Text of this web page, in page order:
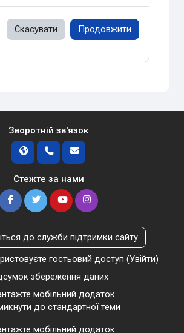
Скасувати Продовжити
Зворотній зв'язок
Стежте за нами
до служби підтримки сайту
гостьовий доступ (Увійти)
збереження даних
мобільний додаток
до стандартної теми
мобільний додаток